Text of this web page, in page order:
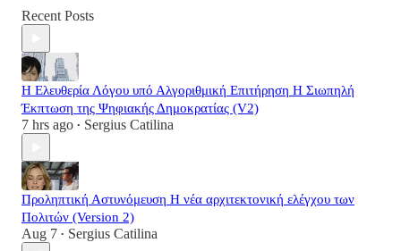
Recent Posts
Η Ελευθερία Λόγου υπό Αλγοριθμική Επιτήρηση Η Σιωπηλή
Έκπτωση της Ψηφιακής Δημοκρατίας (V2)
7 hrs ago • Sergius Catilina
Προληπτική Αστυνόμευση Η νέα αρχιτεκτονική ελέγχου των
Πολιτών (Version 2)
Aug 7 • Sergius Catilina